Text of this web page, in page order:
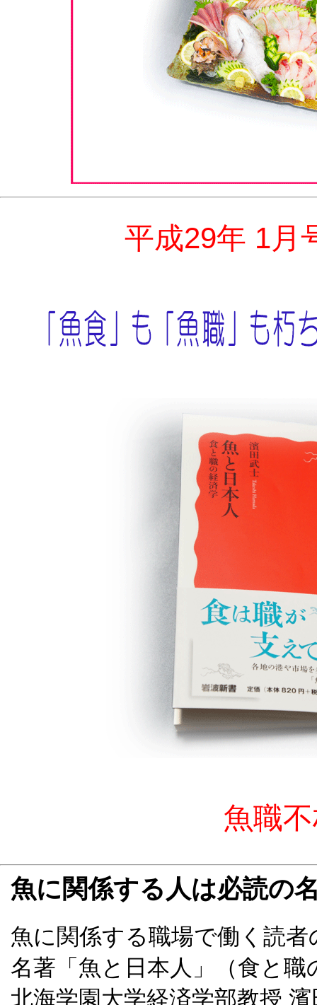
平成29年 1
魚職
魚に関係する人は必読の
魚に関係する職場で働く読
名著「魚と日本人」（食と職
北海学園大学経済学部教授